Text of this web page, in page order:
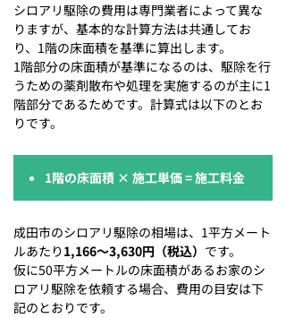
シロアリ駆除の費用は専門業者によって異な
りますが、基本的な計算方法は共通してお
り、1階の床面積を基準に算出します。
1階部分の床面積が基準になるのは、駆除を行
うための薬剤散布や処理を実施するのが主に1
階部分であるためです。計算式は以下のとお
りです。
1階の床面積 × 施工単価 = 施工料金
成田市のシロアリ駆除の相場は、1平方メート
ルあたり 1,166〜3,630円（税込） です。
仮に50平方メートルの床面積があるお家のシ
ロアリ駆除を依頼する場合、費用の目安は下
記のとおりです。